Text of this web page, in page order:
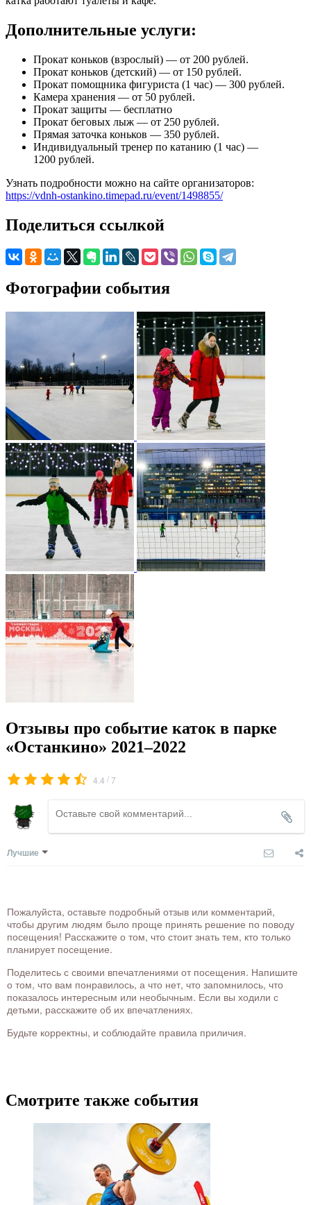
Дополнительные услуги:
Прокат коньков (взрослый) — от 200 рублей.
Прокат коньков (детский) — от 150 рублей.
Прокат помощника фигуриста (1 час) — 300 рублей.
Камера хранения — от 50 рублей.
Прокат защиты — бесплатно
Прокат беговых лыж — от 250 рублей.
Прямая заточка коньков — 350 рублей.
Индивидуальный тренер по катанию (1 час) —
1200 рублей.
Узнать подробности можно на сайте организаторов:
https://vdnh-ostankino.timepad.ru/event/1498855/
Поделиться ссылкой
Фотографии события
Отзывы про событие каток в парке
«Останкино» 2021–2022
4.4 /7
Лучшие
Пожалуйста, оставьте подробный отзыв или комментарий,
чтобы другим людям было проще принять решение по поводу
посещения! Расскажите о том, что стоит знать тем, кто только
планирует посещение.
Поделитесь с своими впечатлениями от посещения. Напишите
о том, что вам понравилось, а что нет, что запомнилось, что
показалось интересным или необычным. Если вы ходили с
детьми, расскажите об их впечатлениях.
Будьте корректны, и соблюдайте правила приличия.
Смотрите также события